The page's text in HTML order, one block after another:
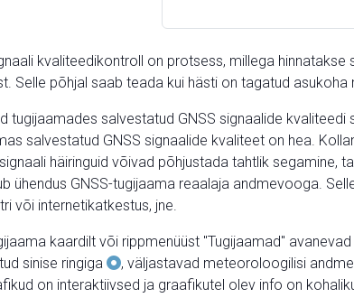
kvaliteedikontroll on protsess, millega
Selle põhjal saab teada kui hästi on tagatud
tugijaamades salvestatud GNSS signaalide
salvestatud GNSS signaalide kvaliteet on hea.
häiringuid võivad põhjustada tahtlik segamine,
ühendus GNSS-tugijaama reaalaja andmevooga.
või internetikatkestus, jne.
kaardilt või rippmenüüst "Tugijaamad"
sinise ringiga
, väljastavad meteoroloogilisi
on interaktiivsed ja graafikutel olev info on